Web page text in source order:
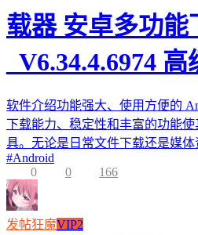
载器 安卓多功能
_V6.34.4.6974
软件介绍功能强大、使用方便的
下载能力、稳定性和丰富的功能
具。无论是日常文件下载还是媒体
#Android
0
0 166
发帖狂魔VIP2